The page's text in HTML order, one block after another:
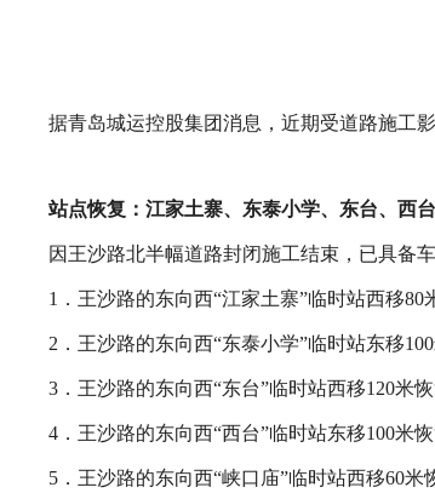
据青岛城运控股集团消息，近期受道路施工
站点恢复：江家土寨、东泰小学、东台、西
因王沙路北半幅道路封闭施工结束，已具备
1．王沙路的东向西“江家土寨”临时站西移80
2．王沙路的东向西“东泰小学”临时站东移
3．王沙路的东向西“东台”临时站西移120米
4．王沙路的东向西“西台”临时站东移100米
5．王沙路的东向西“峡口庙”临时站西移60米